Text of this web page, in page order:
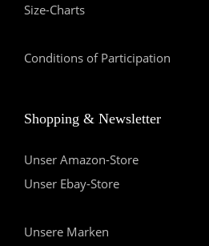
Size-Charts
Conditions of Participation
Shopping & Newsletter
Unser Amazon-Store
Unser Ebay-Store
Unsere Marken